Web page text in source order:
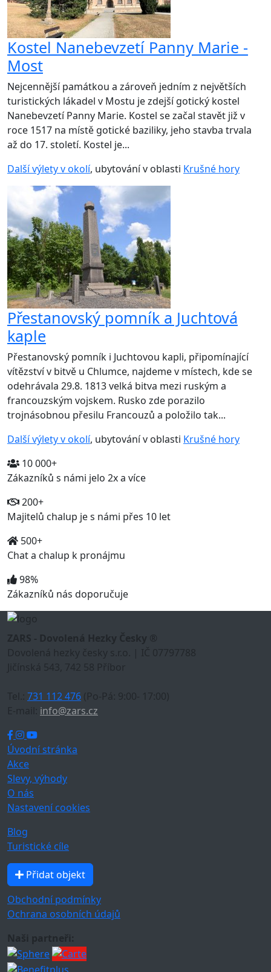
Kostel Nanebevzetí Panny Marie -
Most
Nejcennější památkou a zároveň jedním z největších
turistických lákadel v Mostu je zdejší gotický kostel
Nanebevzetí Panny Marie. Kostel se začal stavět již v
roce 1517 na místě gotické baziliky, jeho stavba trvala
až do 17. století. Kostel je...
Další výlety v okolí, ubytování v oblasti Krušné hory
Přestanovský pomník a Juchtová
kaple
Přestanovský pomník i Juchtovou kapli, připomínající
vítězství v bitvě u Chlumce, najdeme v místech, kde se
odehrávala 29.8. 1813 velká bitva mezi ruským a
francouzským vojskem. Rusko zde porazilo
trojnásobnou přesilu Francouzů a položilo tak...
Další výlety v okolí, ubytování v oblasti Krušné hory
10 000+
Zákazníků s námi jelo 2x a více
200+
Majitelů chalup je s námi přes 10 let
500+
Chat a chalup k pronájmu
98%
Zákazníků nás doporučuje
ZARS - Dovolená Hezky Česky ®
Dovolená hezky česky s.r.o. | IČ 07797788
Jičínská 543, 742 58 Příbor
Tel.: 731 112 476 (Po-Pá: 9:00- 17:00)
E-mail: info@zars.cz
Úvodní stránka
Akce
Slevy, výhody
O nás
Nastavení cookies
Blog
Turistické cíle
Přidat objekt
Obchodní podmínky
Ochrana osobních údajů
Naši partneři: